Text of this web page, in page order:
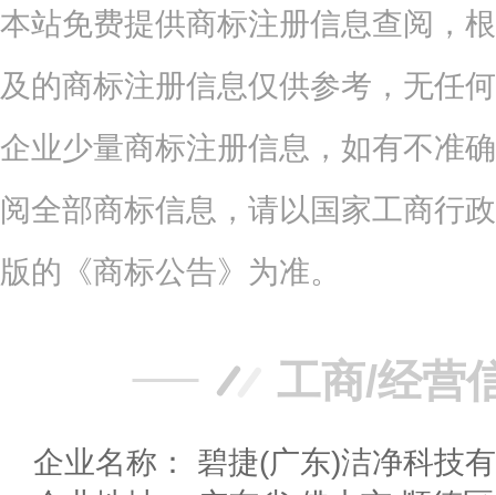
本站免费提供商标注册信息查阅，
及的商标注册信息仅供参考，无任
企业少量商标注册信息，如有不准
阅全部商标信息，请以国家工商行
版的《商标公告》为准。
工商/经营
企业名称： 碧捷(广东)洁净科技